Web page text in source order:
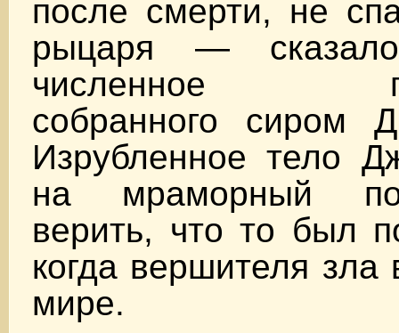
после смерти, не
рыцаря —
численное
собранного сиром
Изрубленное тело
на мраморный
верить, что то был
когда вершителя зла
мире.